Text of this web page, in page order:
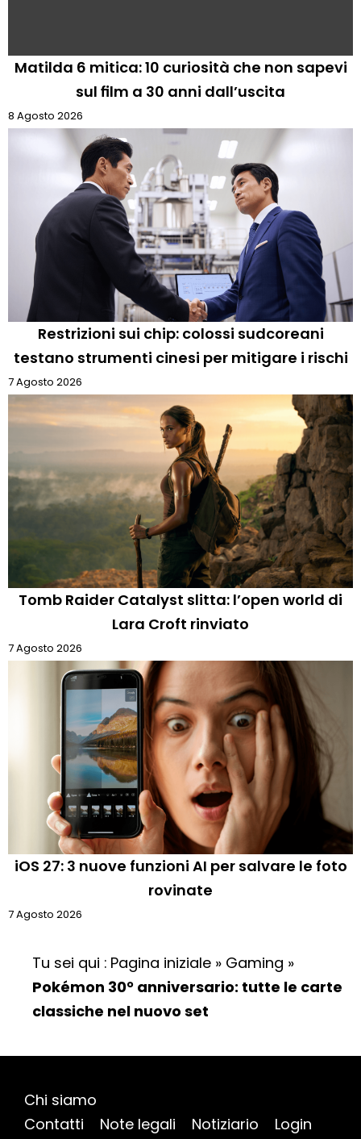
Matilda 6 mitica: 10 curiosità che non sapevi
sul film a 30 anni dall’uscita
8 Agosto 2026
Restrizioni sui chip: colossi sudcoreani
testano strumenti cinesi per mitigare i rischi
7 Agosto 2026
Tomb Raider Catalyst slitta: l’open world di
Lara Croft rinviato
7 Agosto 2026
iOS 27: 3 nuove funzioni AI per salvare le foto
rovinate
7 Agosto 2026
Tu sei qui : Pagina iniziale » Gaming »
Pokémon 30° anniversario: tutte le carte
classiche nel nuovo set
Chi siamo
Contatti
Note legali Notiziario
Login